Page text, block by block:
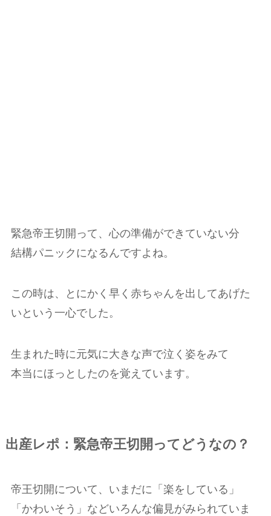
緊急帝王切開って、心の準備ができていない分
結構パニックになるんですよね。
この時は、とにかく早く赤ちゃんを出してあげた
いという一心でした。
生まれた時に元気に大きな声で泣く姿をみて
本当にほっとしたのを覚えています。
出産レポ：緊急帝王切開ってどうなの？
帝王切開について、いまだに「楽をしている」
「かわいそう」などいろんな偏見がみられていま